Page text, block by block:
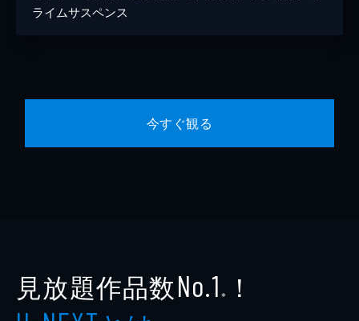
ライムサスペンス
今すぐ観る
見放題作品数No.1 ※ ！